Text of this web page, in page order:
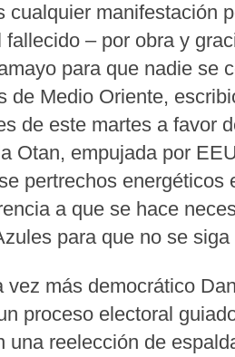
cualquier manifestación
fallecido – por obra y
para que nadie se
de Medio Oriente,
de este martes a favor
Otan, empujada por
pertrechos energéticos
a que se hace
para que no se
vez más democrático
proceso electoral
una reelección de